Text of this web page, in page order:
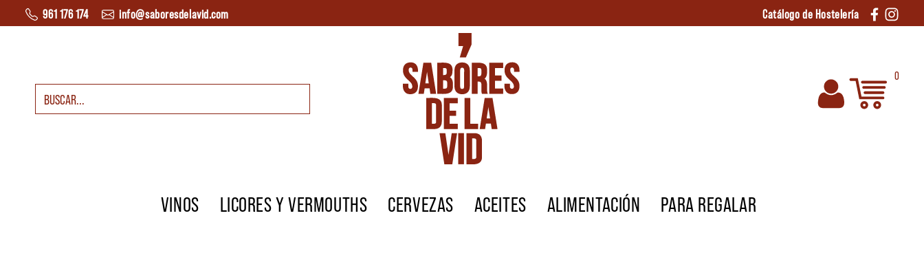
Saltar al contenido
961 176 174 info@saboresdelavid.com Catálogo de Hostelería
Buscar:
0
VINOS LICORES Y VERMOUTHS CERVEZAS ACEITES ALIMENTACIÓN PARA REGALAR